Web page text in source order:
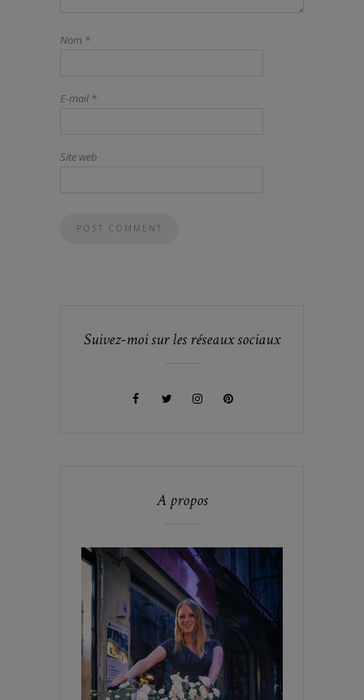
Nom *
E-mail*
Site web
Suivez-moi sur les réseaux sociaux
A propos